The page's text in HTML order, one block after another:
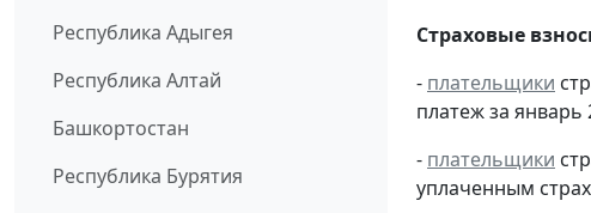
Республика Адыгея
Республика Алтай
Башкортостан
Республика Бурятия
Страховые
- плательщики
платеж за январь
- плательщики
уплаченным